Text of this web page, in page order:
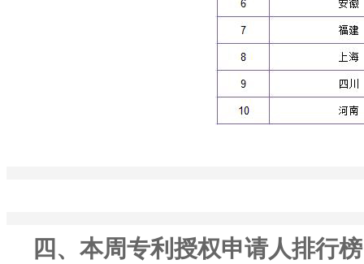
四、本周专利授权申请人排行榜